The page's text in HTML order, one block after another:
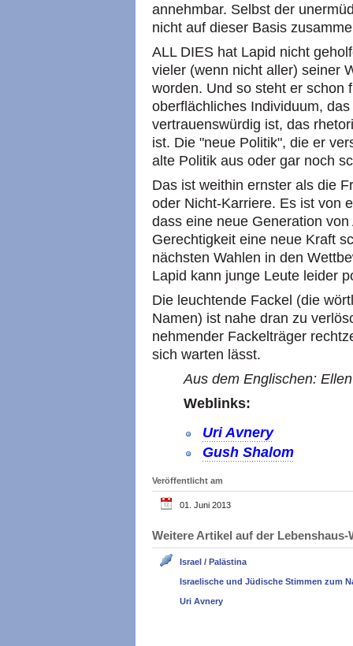
annehmbar. Selbst der
nicht auf dieser Basis
ALL DIES hat Lapid nicht
vieler (wenn nicht aller) seiner
worden. Und so steht er schon
oberflächliches Individuum,
vertrauenswürdig ist, das
ist. Die "neue Politik", die er
alte Politik aus oder gar noch
Das ist weithin ernster als die
oder Nicht-Karriere. Es ist von
dass eine neue Generation
Gerechtigkeit eine neue Kraft
nächsten Wahlen in den
Lapid kann junge Leute leider
Die leuchtende Fackel (die
Namen) ist nahe dran zu
nehmender Fackelträger
sich warten lässt.
Aus dem Englischen:
Weblinks:
Uri Avnery
Gush Shalom
Veröffentlicht am
01. Juni 2013
Weitere Artikel auf der
Israel / Palästina
Israelische und Jüdische Stimmen zum
Uri Avnery